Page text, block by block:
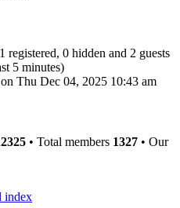
registered, 0 hidden and 2 guests
5 minutes)
on Thu Dec 04, 2025 10:43 am
• Total members 1327 • Our
index